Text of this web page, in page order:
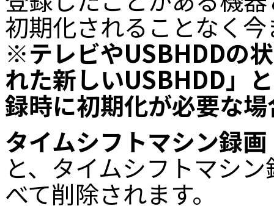
初期化されることなく
※テレビやUSBHDDの
れた新しいUSBHDD」
録時に初期化が必要な
タイムシフトマシン録画
と、タイムシフトマシ
べて削除されます。